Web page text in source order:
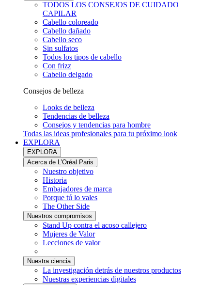
TODOS LOS CONSEJOS DE CUIDADO
CAPILAR
Cabello coloreado
Cabello dañado
Cabello seco
Sin sulfatos
Todos los tipos de cabello
Con frizz
Cabello delgado
Consejos de belleza
Looks de belleza
Tendencias de belleza
Consejos y tendencias para hombre
Todas las ideas profesionales para tu próximo look
EXPLORA
EXPLORA
Acerca de L’Oréal Paris
Nuestro objetivo
Historia
Embajadores de marca
Porque tú lo vales
The Other Side
Nuestros compromisos
Stand Up contra el acoso callejero
Mujeres de Valor
Lecciones de valor
Nuestra ciencia
La investigación detrás de nuestros productos
Nuestras experiencias digitales